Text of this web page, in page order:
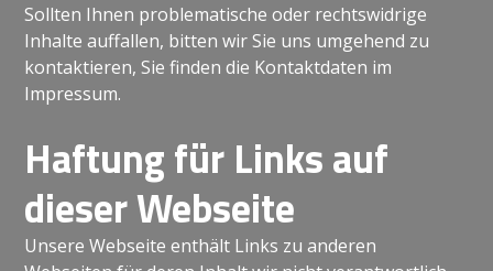
Sollten Ihnen problematische oder rechtswidrige
Inhalte auffallen, bitten wir Sie uns umgehend zu
kontaktieren, Sie finden die Kontaktdaten im
Impressum.
Haftung für Links auf
dieser Webseite
Unsere Webseite enthält Links zu anderen